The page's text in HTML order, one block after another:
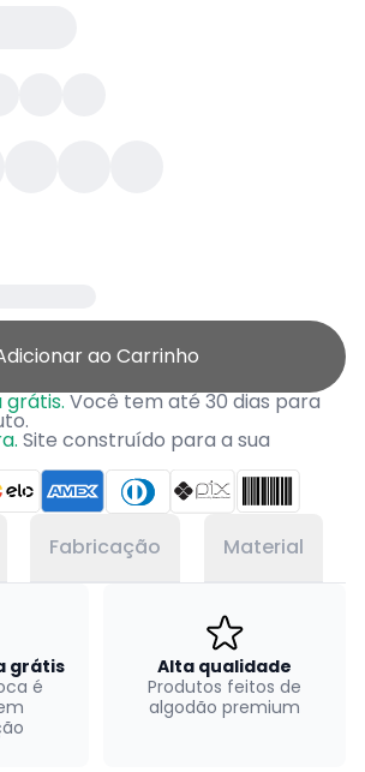
ao Carrinho
grátis.Você tem até 30 dias para
Site construído para a sua
Fabricação Material
grátis
é
Alta qualidade
Produtos feitos de
algodão premium